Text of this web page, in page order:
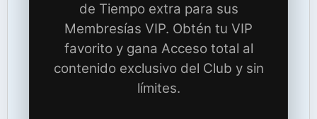
de Tiempo extra para sus
Membresías VIP. Obtén tu VIP
favorito y gana Acceso total al
contenido exclusivo del Club y sin
límites.